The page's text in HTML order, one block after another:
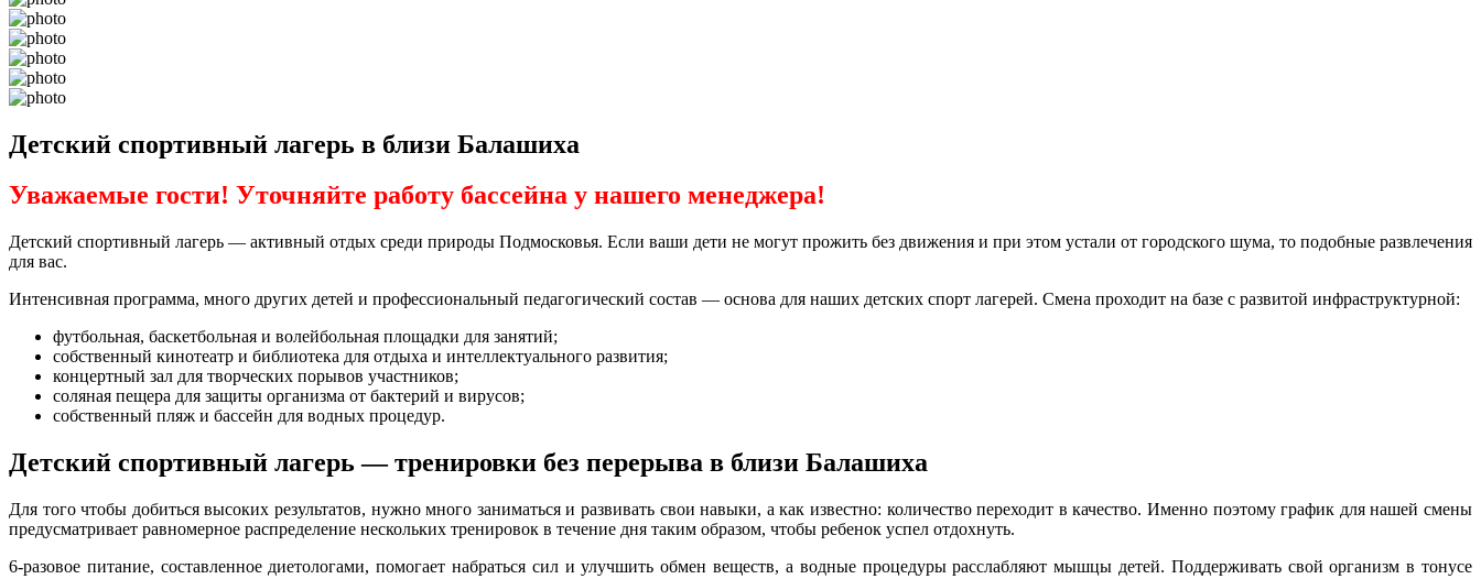
Детский спортивный лагерь в близи Балашиха
Уважаемые гости! Уточняйте работу бассейна у нашего менеджера!
Детский спортивный лагерь — активный отдых среди природы Подмосковья. Если ваши дети не могут прожить без движения и при этом устали от городского шума, то подобные развлечения
для вас.
Интенсивная программа, много других детей и профессиональный педагогический состав — основа для наших детских спорт лагерей. Смена проходит на базе с развитой инфраструктурной:
футбольная, баскетбольная и волейбольная площадки для занятий;
собственный кинотеатр и библиотека для отдыха и интеллектуального развития;
концертный зал для творческих порывов участников;
соляная пещера для защиты организма от бактерий и вирусов;
собственный пляж и бассейн для водных процедур.
Детский спортивный лагерь — тренировки без перерыва в близи Балашиха
Для того чтобы добиться высоких результатов, нужно много заниматься и развивать свои навыки, а как известно: количество переходит в качество. Именно поэтому график для нашей смены
предусматривает равномерное распределение нескольких тренировок в течение дня таким образом, чтобы ребенок успел отдохнуть.
6-разовое питание, составленное диетологами, помогает набраться сил и улучшить обмен веществ, а водные процедуры расслабляют мышцы детей. Поддерживать свой организм в тонусе